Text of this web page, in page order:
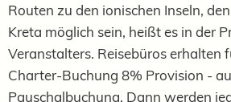
Routen zu den ionischen Inseln,
Kreta möglich sein, heißt es in der
Veranstalters. Reisebüros erhalten
Charter-Buchung 8% Provision -
Pauschalbuchung. Dann werden